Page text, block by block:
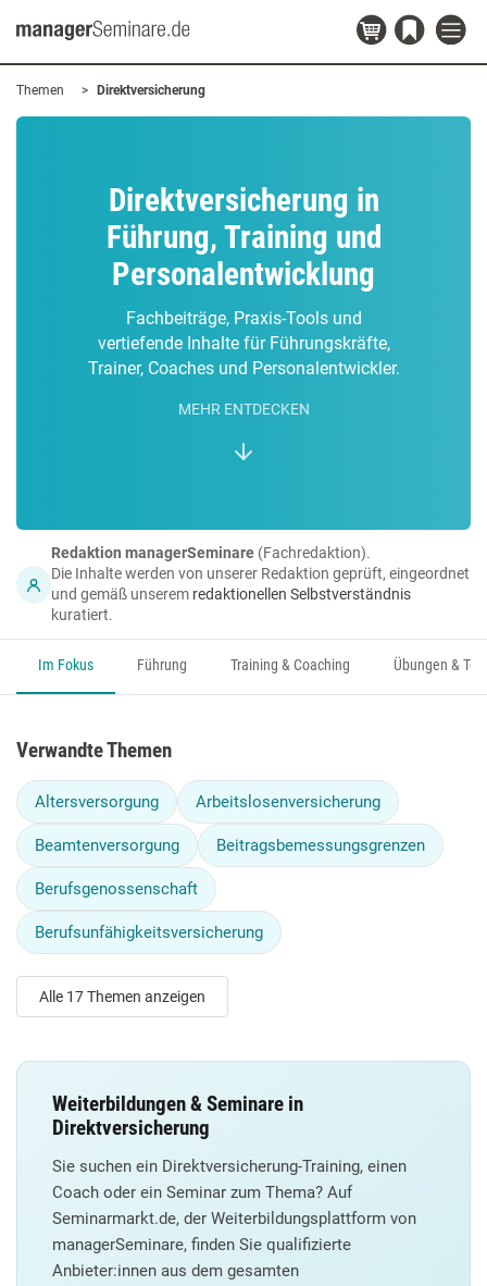
Themen Direktversicherung
Direktversicherung in
Führung, Training und
Personalentwicklung
Fachbeiträge, Praxis-Tools und
vertiefende Inhalte für Führungskräfte,
Trainer, Coaches und Personalentwickler.
MEHR ENTDECKEN
Redaktion managerSeminare (Fachredaktion).
Die Inhalte werden von unserer Redaktion geprüft, eingeordnet
und gemäß unserem redaktionellen Selbstverständnis
kuratiert.
Im Fokus Führung Training & Coaching Übungen &
Verwandte Themen
Altersversorgung Arbeitslosenversicherung
Beamtenversorgung Beitragsbemessungsgrenzen
Berufsgenossenschaft
Berufsunfähigkeitsversicherung
Alle 17 Themen anzeigen
Weiterbildungen & Seminare in
Direktversicherung
Sie suchen ein Direktversicherung-Training, einen
Coach oder ein Seminar zum Thema? Auf
Seminarmarkt.de, der Weiterbildungsplattform von
managerSeminare, finden Sie qualifizierte
Anbieter:innen aus dem gesamten